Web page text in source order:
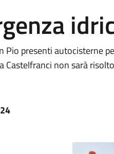
Pio presenti autocisterne
Castelfranci non sarà